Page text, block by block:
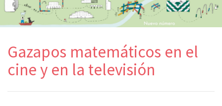
Gazapos matemáticos en el
cine y en la televisión